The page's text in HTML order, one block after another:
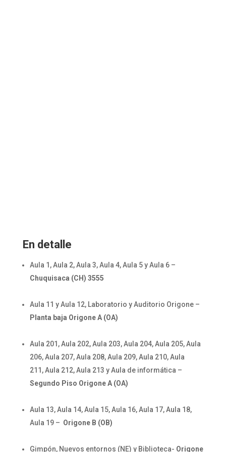
En detalle
Aula 1, Aula 2, Aula 3, Aula 4, Aula 5 y Aula 6 –
Chuquisaca (CH) 3555
Aula 11 y Aula 12, Laboratorio y Auditorio Origone –
Planta baja Origone A (OA)
Aula 201, Aula 202, Aula 203, Aula 204, Aula 205, Aula
206, Aula 207, Aula 208, Aula 209, Aula 210, Aula
211, Aula 212, Aula 213 y Aula de informática –
Segundo Piso Origone A (OA)
Aula 13, Aula 14, Aula 15, Aula 16, Aula 17, Aula 18,
Aula 19 – Origone B (OB)
Gimpón, Nuevos entornos (NE) y Biblioteca- Origone